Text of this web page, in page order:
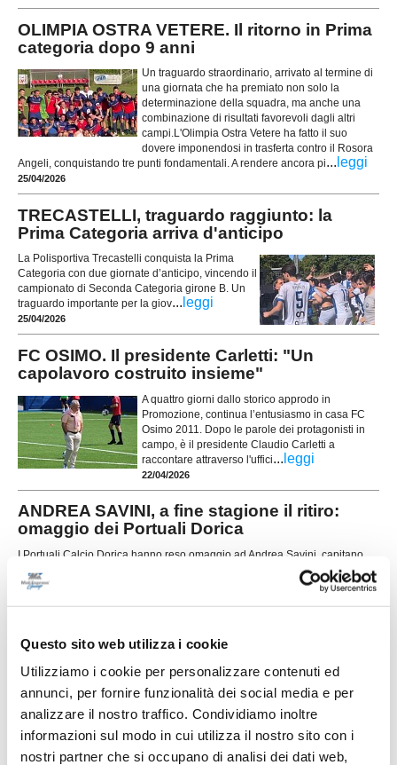
Questo sito web utilizza i cookie
Utilizziamo i cookie per personalizzare contenuti ed
annunci, per fornire funzionalità dei social media e per
analizzare il nostro traffico. Condividiamo inoltre
informazioni sul modo in cui utilizza il nostro sito con i
nostri partner che si occupano di analisi dei dati web,
OLIMPIA OSTRA VETERE. Il ritorno in Prima
categoria dopo 9 anni
Un traguardo straordinario, arrivato al termine di
una giornata che ha premiato non solo la
determinazione della squadra, ma anche una
combinazione di risultati favorevoli dagli altri
campi.L'Olimpia Ostra Vetere ha fatto il suo
dovere imponendosi in trasferta contro il Rosora
Angeli, conquistando tre punti fondamentali. A rendere ancora pi... leggi
25/04/2026
TRECASTELLI, traguardo raggiunto: la
Prima Categoria arriva d'anticipo
La Polisportiva Trecastelli conquista la Prima
Categoria con due giornate d’anticipo, vincendo il
campionato di Seconda Categoria girone B. Un
traguardo importante per la giov... leggi
25/04/2026
FC OSIMO. Il presidente Carletti: "Un
capolavoro costruito insieme"
A quattro giorni dallo storico approdo in
Promozione, continua l’entusiasmo in casa FC
Osimo 2011. Dopo le parole dei protagonisti in
campo, è il presidente Claudio Carletti a
raccontare attraverso l'uffici... leggi
22/04/2026
ANDREA SAVINI, a fine stagione il ritiro:
omaggio dei Portuali Dorica
I Portuali Calcio Dorica hanno reso omaggio ad Andrea Savini, capitano
pronto a salutare il calcio giocato al termine della stagione. La vittoria
contro la Biagio Nazzaro, che ha sancito la salvezza in Promozione dei
FC OSIMO. Adesso è ufficiale: la
Promozione ti aspetta!
L’Osimo 2011 è aritmeticamente promosso in
Micucci, Borgese, Marconi, Malatesta, Malaccari,
Ferreyra, Pincini, Storani: questo è l’11 iniziale